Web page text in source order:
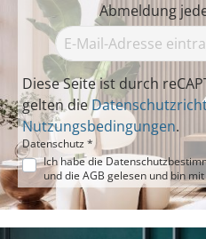
Abmeldung
Diese Seite ist durch
gelten die
Nutzungsbedingungen.
Datenschutz *
Ich habe die
und die AGB gelesen und bin